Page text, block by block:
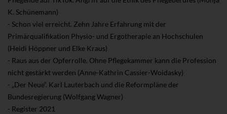
K. Schünemann)
- Schon viel erreicht. Zehn Jahre Erfahrung mit der
Primärqualifikation Physio- und Ergotherapie an Hochschulen
(Heidi Höppner und Elke Kraus)
- Raus aus der Opferrolle. Ohne Pflegekammer kann die Profession
nicht gestärkt werden (Anne-Kathrin Cassier-Woidasky)
- „Der Neue“. Karl Lauterbach und die Reformpläne der
Bundesregierung (Wolfgang Wagner)
- Register 2021